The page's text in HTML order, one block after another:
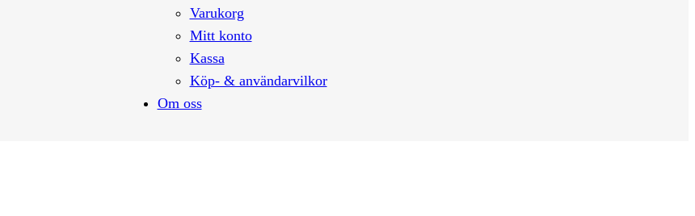
Varukorg
Mitt konto
Kassa
Köp- & användarvilkor
Om oss